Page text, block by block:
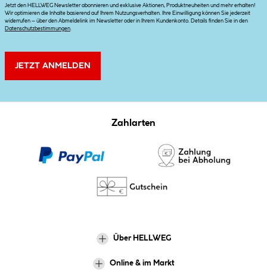
Jetzt den HELLWEG Newsletter abonnieren und exklusive Aktionen, Produktneuheiten und mehr erhalten!
Wir optimieren die Inhalte basierend auf Ihrem Nutzungsverhalten. Ihre Einwilligung können Sie jederzeit
widerrufen – über den Abmeldelink im Newsletter oder in Ihrem Kundenkonto. Details finden Sie in den
Datenschutzbestimmungen.
JETZT ANMELDEN
Zahlarten
Über HELLWEG
Online & im Markt